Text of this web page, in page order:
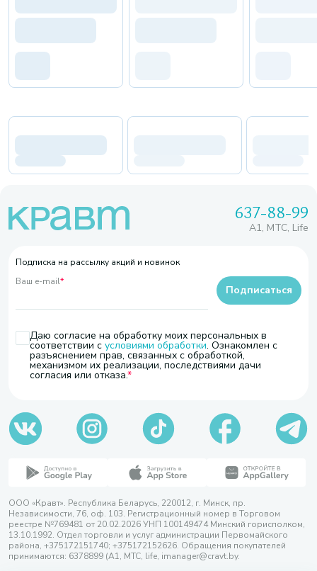
637-88-99
A1, МТС, Life
Подписка на рассылку акций и новинок
Ваш e-mail*
Даю согласие на обработку моих персональных в
соответствии с условиями обработки. Ознакомлен с
разъяснением прав, связанных с обработкой,
механизмом их реализации, последствиями дачи
согласия или отказа.
Подписаться
ООО «Кравт». Республика Беларусь, 220012, г. Минск, пр.
Независимости, 76, оф. 103. Регистрационный номер в Торговом
реестре №769481 от 20.02.2026 УНП 100149474 Минский горисполком,
13.10.1992. Отдел торговли и услуг администрации Первомайского
района, +375172151740; +375172152626. Обращения покупателей
принимаются: 6378899 (А1, МТС, life, imanager@cravt.by.